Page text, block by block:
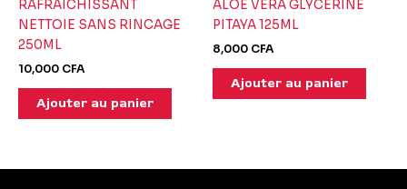
RAFRAICHISSANT
NETTOIE SANS RINCAGE
250ML
10,000 CFA
Ajouter au panier
ALOE VERA GLYCERINE
PITAYA 125ML
8,000 CFA
Ajouter au panier